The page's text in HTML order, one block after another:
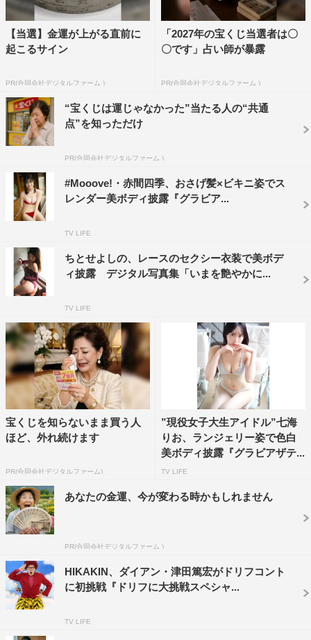
【当選】金運が上がる直前に
起こるサイン
PR(合同会社デジタルファーム )
「2027年の宝くじ当選者は〇
〇です」占い師が暴露
PR(合同会社デジタルファーム )
“宝くじは運じゃなかった”当たる人の“共通
点”を知っただけ
PR(合同会社デジタルファーム )
#Mooove!・赤間四季、おさげ髪×ビキニ姿でス
レンダー美ボディ披露『グラビア...
TV LIFE
ちとせよしの、レースのセクシー衣装で美ボデ
ィ披露 デジタル写真集「いまを艶やかに...
TV LIFE
宝くじを知らないまま買う人
ほど、外れ続けます
PR(合同会社デジタルファーム)
”現役女子大生アイドル”七海
りお、ランジェリー姿で色白
美ボディ披露『グラビアザテ...
TV LIFE
あなたの金運、今が変わる時かもしれません
PR(合同会社デジタルファーム )
HIKAKIN、ダイアン・津田篤宏がドリフコント
に初挑戦『ドリフに大挑戦スペシャ...
TV LIFE